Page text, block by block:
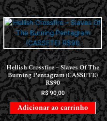
CASSETES
Hellish Crossfire – Slaves Of The
Burning Pentagram (CASSETE)
R$90
R$90,00
Adicionar ao carrinho